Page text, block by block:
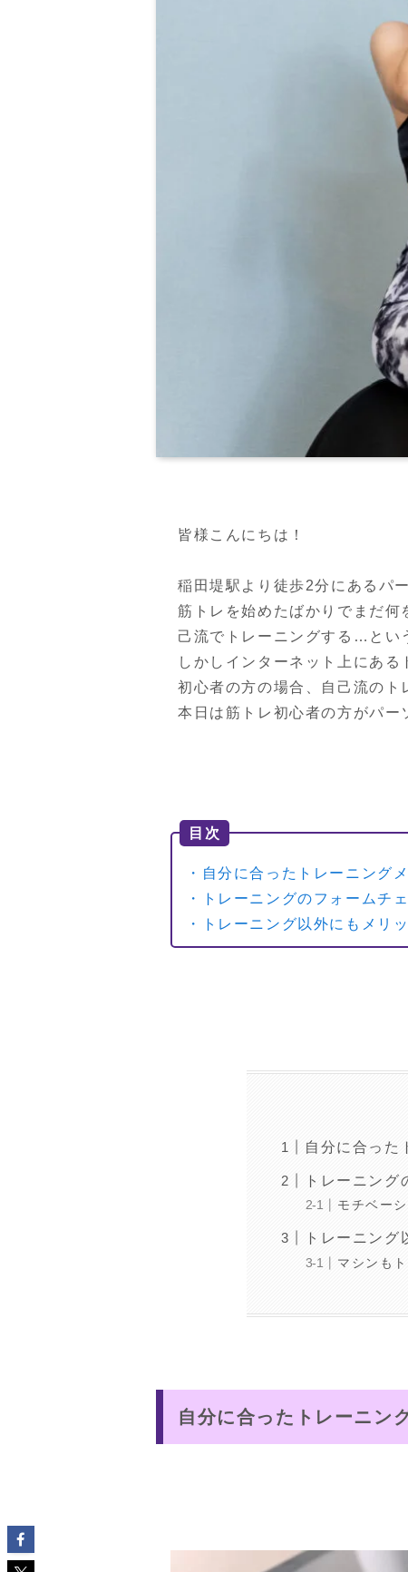
皆様こんにちは！
稲田堤駅より徒歩2分にあるパ
筋トレを始めたばかりでまだ
己流でトレーニングする…とい
しかしインターネット上にあ
初心者の方の場合、自己流のト
目次
・自分に合ったトレーニング
・トレーニングのフォームチ
・トレーニング以外にもメリ
自分に合った
トレーニング
モチベー
トレーニング
マシンも
自分に合ったトレーニン